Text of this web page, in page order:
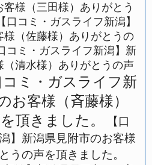
様（三田様）ありがとう
【口コミ・ガスライフ新潟】
様（佐藤様）ありがとうの
コミ・ガスライフ新潟】新
清水様）ありがとうの声
コミ・ガスライフ新
お客様（斉藤様）
頂きました。
【口
】新潟県見附市のお客様
うの声を頂きました。